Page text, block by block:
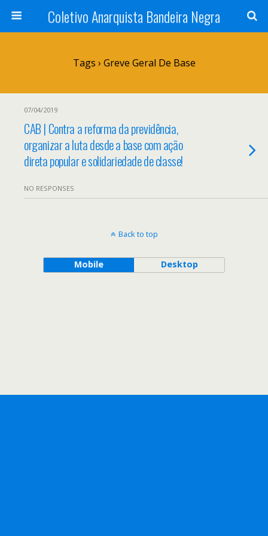
Coletivo Anarquista Bandeira Negra
Tags › Greve Geral De Base
07/04/2019
CAB | Contra a reforma da previdência,
organizar a luta desde a base com ação
direta popular e solidariedade de classe!
NO RESPONSES
Back to top
Mobile Desktop